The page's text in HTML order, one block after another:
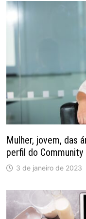
Mulher, jovem, das
perfil do Community
3 de janeiro de 2023